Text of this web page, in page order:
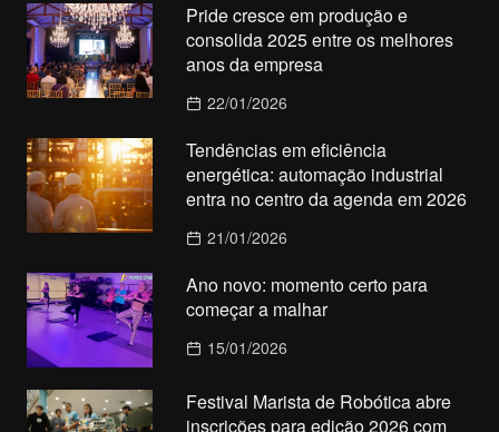
Pride cresce em produção e
consolida 2025 entre os melhores
anos da empresa
22/01/2026
Tendências em eficiência
energética: automação industrial
entra no centro da agenda em 2026
21/01/2026
Ano novo: momento certo para
começar a malhar
15/01/2026
Festival Marista de Robótica abre
inscrições para edição 2026 com